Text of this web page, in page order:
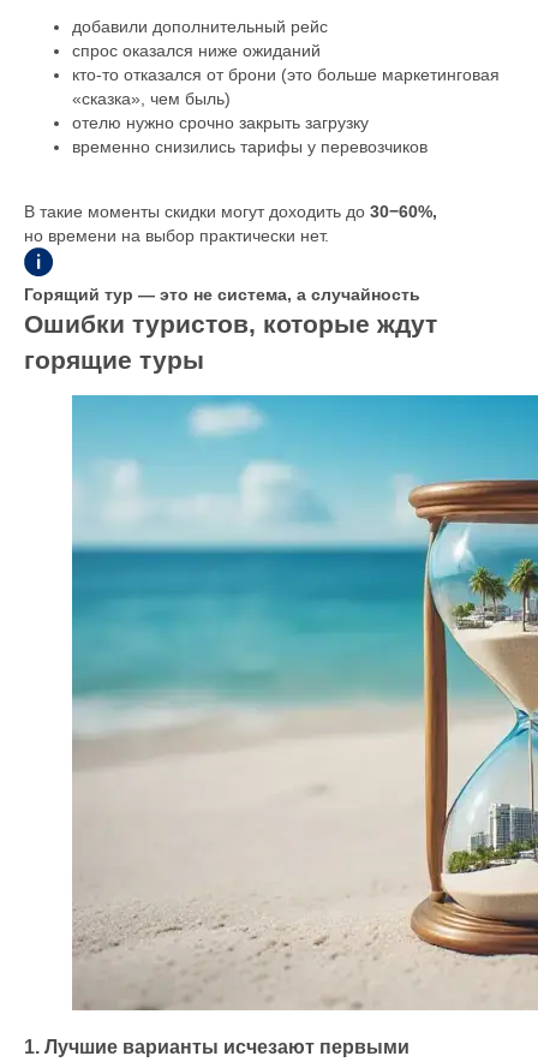
добавили дополнительный рейс
спрос оказался ниже ожиданий
кто-то отказался от брони (это больше маркетинговая
«сказка», чем быль)
отелю нужно срочно закрыть загрузку
временно снизились тарифы у перевозчиков
В такие моменты скидки могут доходить до 30−60%,
но времени на выбор практически нет.
Горящий тур — это не система, а случайность
Ошибки туристов, которые ждут
горящие туры
1. Лучшие варианты исчезают первыми